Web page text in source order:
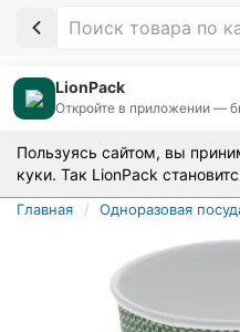
LionPack
Пользуясь сайтом, вы
куки. Так LionPack
Главная Одноразовая